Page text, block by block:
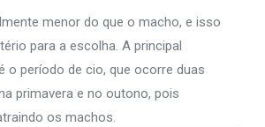
menor do que o macho, e isso
para a escolha. A principal
o período de cio, que ocorre duas
primavera e no outono, pois
os machos.